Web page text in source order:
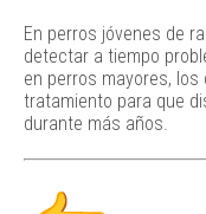
En perros jóvenes de
detectar a tiempo
en perros mayores,
tratamiento para que
durante más años.